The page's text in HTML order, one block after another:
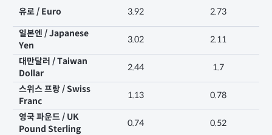
유로 / Euro 3.92 2.73
일본엔 / Japanese
Yen
3.02 2.11
대만달러 / Taiwan
Dollar
2.44 1.7
스위스 프랑 / Swiss
Franc
1.13 0.78
영국 파운드 / UK
Pound Sterling
0.74 0.52